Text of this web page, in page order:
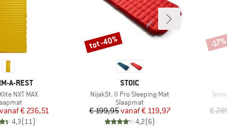
A-REST
NXT MAX
Prijs
Verlaagde prijs
€ 236,51
4,3(11)
MERK
STOIC
Artikel
NijakSt. II Pro Sleeping Mat
Productgroep
Slaapmat
Prijs
€ 199,95 Verlaagde prijs
vanaf€ 119,97
4,2(6)
Korting
tot -40%
€
-17%